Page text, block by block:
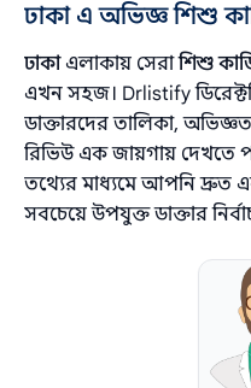
ঢাকা এ অভিজ্ঞ শিশু
ঢাকাএলাকায় সেরাশিশু
এখন সহজ। Drlistify
ডাক্তারদের তালিকা,
রিভিউ এক জায়গায় দেখতে
তথ্যের মাধ্যমে আপনি
সবচেয়ে উপযুক্ত ডাক্তার